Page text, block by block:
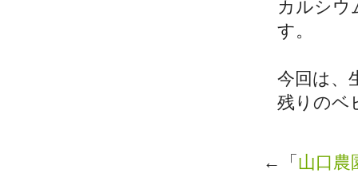
カルシウ
す。
今回は、
残りのベ
←「 山口農